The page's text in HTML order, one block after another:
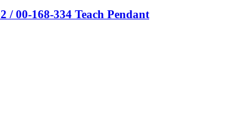
00-168-334 Teach Pendant